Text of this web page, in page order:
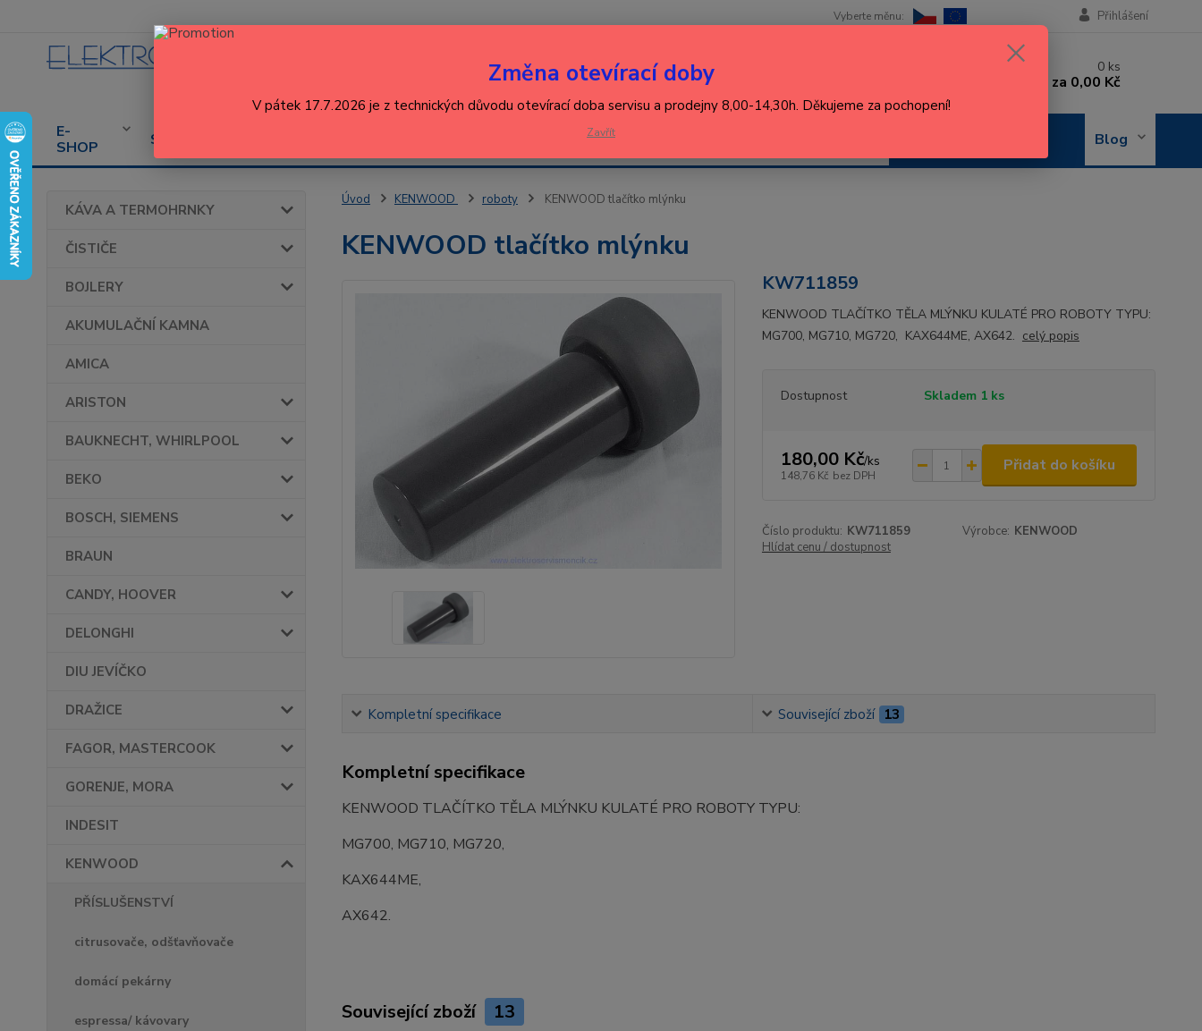
E-
SHOP
SERVIS KONTAKT Blog
Přihlášení
Hledat 0 ks
za 0,00 Kč
KÁVA A TERMOHRNKY
ČISTIČE
BOJLERY
AKUMULAČNÍ KAMNA
AMICA
ARISTON
BAUKNECHT, WHIRLPOOL
BEKO
BOSCH, SIEMENS
BRAUN
CANDY, HOOVER
DELONGHI
DIU JEVÍČKO
DRAŽICE
FAGOR, MASTERCOOK
GORENJE, MORA
INDESIT
KENWOOD
PŘÍSLUŠENSTVÍ
citrusovače, odšťavňovače
domácí pekárny
espressa/ kávovary
Úvod KENWOOD roboty KENWOOD tlačítko mlýnku
KENWOOD tlačítko mlýnku
KW711859
KENWOOD TLAČÍTKO TĚLA MLÝNKU KULATÉ PRO ROBOTY TYPU:
MG700, MG710, MG720, KAX644ME, AX642. celý popis
Dostupnost Skladem 1 ks
180,00 Kč/ks
148,76 Kč bez DPH
Přidat do košíku
Číslo produktu: KW711859 Výrobce: KENWOOD
Hlídat cenu / dostupnost
Kompletní specifikace Související zboží 13
Kompletní specifikace
KENWOOD TLAČÍTKO TĚLA MLÝNKU KULATÉ PRO ROBOTY TYPU:
MG700, MG710, MG720,
KAX644ME,
AX642.
Související zboží 13
Změna otevírací doby
V pátek 17.7.2026 je z technických důvodu otevírací doba servisu a prodejny 8,00-14,30h. Děkujeme za pochopení!
Zavřít